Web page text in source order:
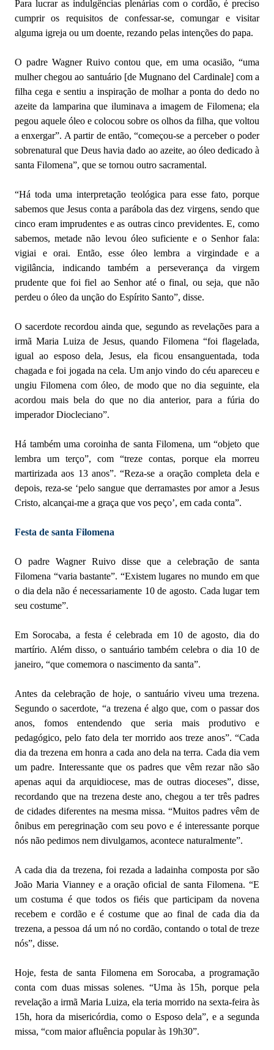
Para lucrar as indulgências plenárias com o cordão, é preciso
cumprir os requisitos de confessar-se, comungar e visitar
alguma igreja ou um doente, rezando pelas intenções do papa.
O padre Wagner Ruivo contou que, em uma ocasião, “uma
mulher chegou ao santuário [de Mugnano del Cardinale] com a
filha cega e sentiu a inspiração de molhar a ponta do dedo no
azeite da lamparina que iluminava a imagem de Filomena; ela
pegou aquele óleo e colocou sobre os olhos da filha, que voltou
a enxergar”. A partir de então, “começou-se a perceber o poder
sobrenatural que Deus havia dado ao azeite, ao óleo dedicado à
santa Filomena”, que se tornou outro sacramental.
“Há toda uma interpretação teológica para esse fato, porque
sabemos que Jesus conta a parábola das dez virgens, sendo que
cinco eram imprudentes e as outras cinco previdentes. E, como
sabemos, metade não levou óleo suficiente e o Senhor fala:
vigiai e orai. Então, esse óleo lembra a virgindade e a
vigilância, indicando também a perseverança da virgem
prudente que foi fiel ao Senhor até o final, ou seja, que não
perdeu o óleo da unção do Espírito Santo”, disse.
O sacerdote recordou ainda que, segundo as revelações para a
irmã Maria Luiza de Jesus, quando Filomena “foi flagelada,
igual ao esposo dela, Jesus, ela ficou ensanguentada, toda
chagada e foi jogada na cela. Um anjo vindo do céu apareceu e
ungiu Filomena com óleo, de modo que no dia seguinte, ela
acordou mais bela do que no dia anterior, para a fúria do
imperador Diocleciano”.
Há também uma coroinha de santa Filomena, um “objeto que
lembra um terço”, com “treze contas, porque ela morreu
martirizada aos 13 anos”. “Reza-se a oração completa dela e
depois, reza-se ‘pelo sangue que derramastes por amor a Jesus
Cristo, alcançai-me a graça que vos peço’, em cada conta”.
Festa de santa Filomena
O padre Wagner Ruivo disse que a celebração de santa
Filomena “varia bastante”. “Existem lugares no mundo em que
o dia dela não é necessariamente 10 de agosto. Cada lugar tem
seu costume”.
Em Sorocaba, a festa é celebrada em 10 de agosto, dia do
martírio. Além disso, o santuário também celebra o dia 10 de
janeiro, “que comemora o nascimento da santa”.
Antes da celebração de hoje, o santuário viveu uma trezena.
Segundo o sacerdote, “a trezena é algo que, com o passar dos
anos, fomos entendendo que seria mais produtivo e
pedagógico, pelo fato dela ter morrido aos treze anos”. “Cada
dia da trezena em honra a cada ano dela na terra. Cada dia vem
um padre. Interessante que os padres que vêm rezar não são
apenas aqui da arquidiocese, mas de outras dioceses”, disse,
recordando que na trezena deste ano, chegou a ter três padres
de cidades diferentes na mesma missa. “Muitos padres vêm de
ônibus em peregrinação com seu povo e é interessante porque
nós não pedimos nem divulgamos, acontece naturalmente”.
A cada dia da trezena, foi rezada a ladainha composta por são
João Maria Vianney e a oração oficial de santa Filomena. “E
um costuma é que todos os fiéis que participam da novena
recebem e cordão e é costume que ao final de cada dia da
trezena, a pessoa dá um nó no cordão, contando o total de treze
nós”, disse.
Hoje, festa de santa Filomena em Sorocaba, a programação
conta com duas missas solenes. “Uma às 15h, porque pela
revelação a irmã Maria Luiza, ela teria morrido na sexta-feira às
15h, hora da misericórdia, como o Esposo dela”, e a segunda
missa, “com maior afluência popular às 19h30”.